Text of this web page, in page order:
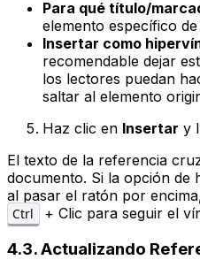
Para qué título/
elemento específico de
Insertar como
recomendable dejar
los lectores puedan
saltar al elemento
Haz clic en Insertar y
El texto de la referencia
documento. Si la opción de
al pasar el ratón por
Ctrl + Clic para seguir el
4.3. Actualizando